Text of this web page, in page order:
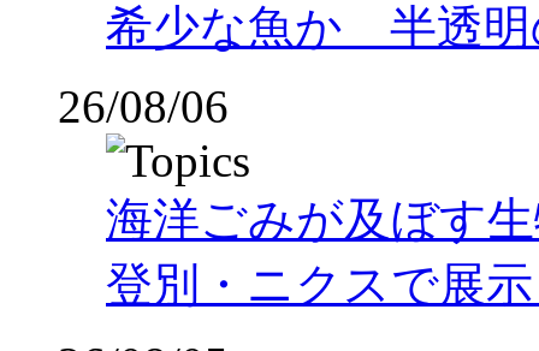
希少な魚か 半透明
26/08/06
海洋ごみが及ぼす
登別・ニクスで展